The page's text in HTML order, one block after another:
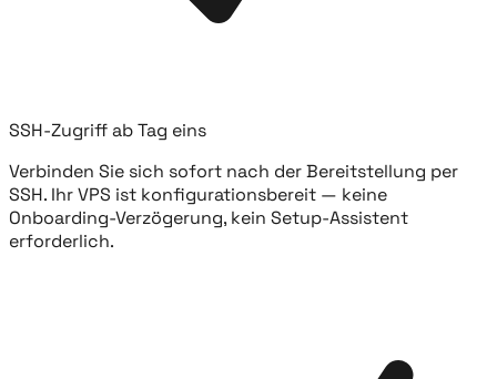
SSH-Zugriff ab Tag eins
Verbinden Sie sich sofort nach der Bereitstellung per
SSH. Ihr VPS ist konfigurationsbereit — keine
Onboarding-Verzögerung, kein Setup-Assistent
erforderlich.